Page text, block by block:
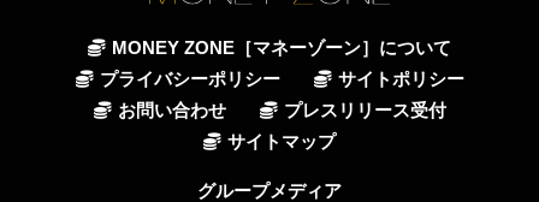
MONEY ZONE［マネーゾーン］について
プライバシーポリシー
サイトポリシー
お問い合わせ
プレスリリース受付
サイトマップ
グループメディア